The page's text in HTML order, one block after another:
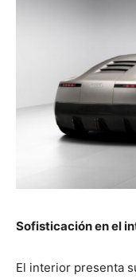
Sofisticación en el
El interior presenta